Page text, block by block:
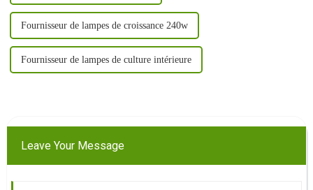
Fournisseur de lampes de croissance 240w
Fournisseur de lampes de culture intérieure
Leave Your Message